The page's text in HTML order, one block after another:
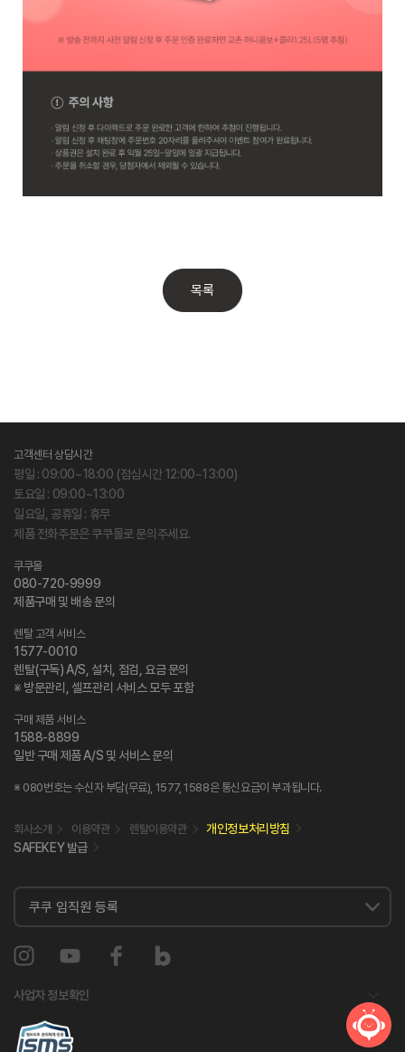
목록
고객센터 상담시간
평일 : 09:00~18:00 (점심시간 12:00~13:00)
토요일 : 09:00~13:00
일요일, 공휴일 : 휴무
제품 전화주문은 쿠쿠몰로 문의주세요.
쿠쿠몰
080-720-9999
제품구매 및 배송 문의
렌탈 고객 서비스
1577-0010
렌탈(구독) A/S, 설치, 점검, 요금 문의
※ 방문관리, 셀프관리 서비스 모두 포함
구매 제품 서비스
1588-8899
일반 구매 제품 A/S 및 서비스 문의
※ 080번호는 수신자 부담(무료), 1577, 1588은 통신요금이 부과됩니다.
회사소개 이용약관 렌탈이용약관
개인정보처리방침
SAFEKEY 발급
사업자 정보확인